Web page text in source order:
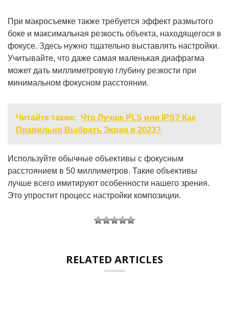
При макросъемке также требуется эффект размытого
боке и максимальная резкость объекта, находящегося в
фокусе. Здесь нужно тщательно выставлять настройки.
Учитывайте, что даже самая маленькая диафрагма
может дать миллиметровую глубину резкости при
минимальном фокусном расстоянии.
Читайте также: Что Лучше PLS или IPS? Как
Правильно Выбрать Экран в 2023?
Используйте обычные объективы с фокусным
расстоянием в 50 миллиметров. Такие объективы
лучше всего имитируют особенности нашего зрения.
Это упростит процесс настройки композиции.
RELATED ARTICLES